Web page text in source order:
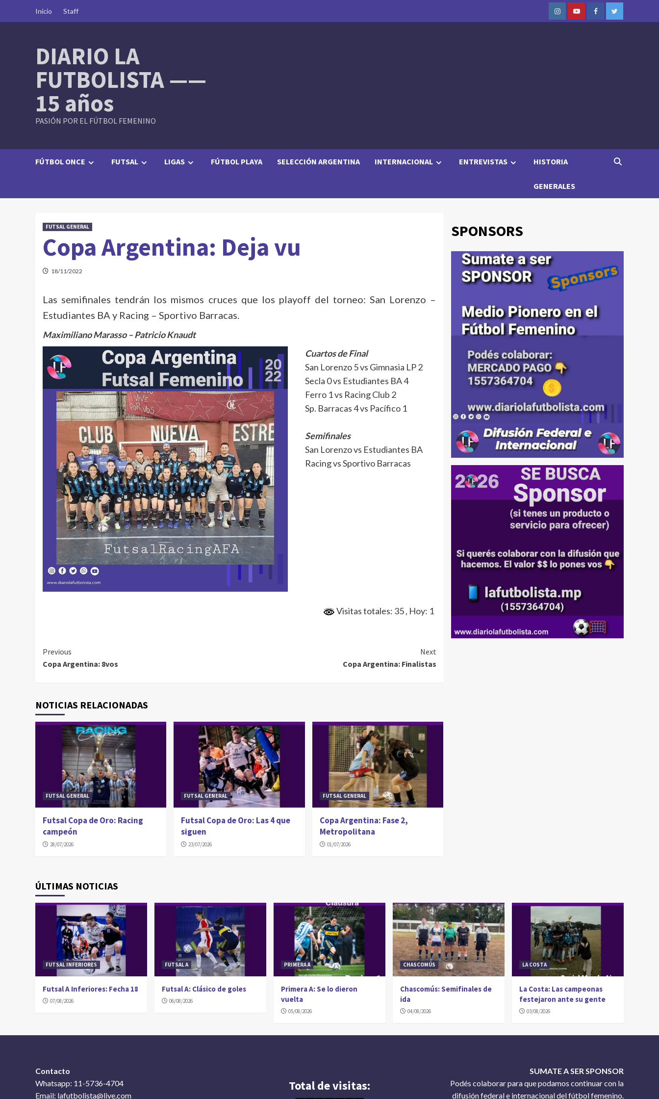
Inicio Staff
InstagramYoutubeFacebookTwitter
DIARIO LA
FUTBOLISTA ——
15 años
PASIÓN POR EL FÚTBOL FEMENINO
FÚTBOL ONCE FUTSAL LIGAS FÚTBOL PLAYA SELECCIÓN ARGENTINA INTERNACIONAL ENTREVISTAS HISTORIA
GENERALES
FUTSAL GENERAL
Copa Argentina: Deja vu
18/11/2022
Las semifinales tendrán los mismos cruces que los playoff del torneo: San Lorenzo –
Estudiantes BA y Racing – Sportivo Barracas.
Maximiliano Marasso – Patricio Knaudt
Cuartos de Final
San Lorenzo 5 vs Gimnasia LP 2
Secla 0 vs Estudiantes BA 4
Ferro 1 vs Racing Club 2
Sp. Barracas 4 vs Pacífico 1
Semifinales
San Lorenzo vs Estudiantes BA
Racing vs Sportivo Barracas
Visitas totales: 35, Hoy: 1
Continue
Reading
Previous
Copa Argentina: 8vos
Next
Copa Argentina: Finalistas
NOTICIAS RELACIONADAS
FUTSAL GENERAL
Futsal Copa de Oro: Racing
campeón
28/07/2026
FUTSAL GENERAL
Futsal Copa de Oro: Las 4 que
siguen
23/07/2026
FUTSAL GENERAL
Copa Argentina: Fase 2,
Metropolitana
01/07/2026
SPONSORS
ÚLTIMAS NOTICIAS
FUTSAL INFERIORES
Futsal A Inferiores: Fecha 18
07/08/2026
FUTSAL A
Futsal A: Clásico de goles
06/08/2026
PRIMERA A
Primera A: Se lo dieron
vuelta
05/08/2026
CHASCOMÚS
Chascomús: Semifinales de
ida
04/08/2026
LA COSTA
La Costa: Las campeonas
festejaron ante su gente
03/08/2026
Contacto
Whatsapp: 11-5736-4704
Email: lafutbolista@live.com
Total de visitas:
SUMATE A SER SPONSOR
Podés colaborar para que podamos continuar con la
difusión federal e internacional del fútbol femenino.